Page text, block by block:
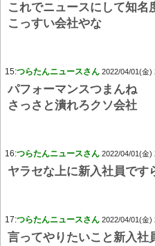
これでニュースにして知名
こっすい会社やな
15:つらたんニュースさん 2022/04/01(金)
パフォーマンスつまんね
さっさと潰れろクソ会社
16:つらたんニュースさん 2022/04/01(金)
ヤラセな上に新入社員です
17:つらたんニュースさん 2022/04/01(金)
言ってやりたいこと新入社